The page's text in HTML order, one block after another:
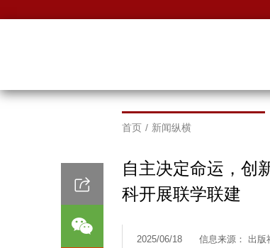
首页 / 新闻纵横
自主决定命运，
科开展联学联建
2025/06/18
信息来源： 出版